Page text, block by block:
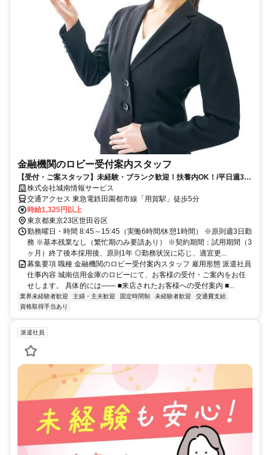
金融機関のロビー受付案内スタッフ
【受付・ご案スタッフ】未経験・ブランク歓迎！扶養内OK！/平日週3日
×15:45退勤
株式会社城南情報サービス
交通アクセス 東急電鉄田園都市線「用賀駅」徒歩5分
時給1,325円以上
東京都東京23区世田谷区
勤務曜日・時間 8:45～15:45（実働6時間/休憩1時間） ※原則週3日勤
務 ※基本残業なし（繁忙期のみ要請あり） ※契約期間：試用期間（3
ヶ月）終了後本採用後、原則1年 ◎勤務状況に応じ、適宜更...
募集要項 職種 金融機関のロビー受付案内スタッフ 雇用形態 派遣社員
仕事内容 城南信用金庫のロビーにて、お客様の受付・ご案内をお任
せします。 具体的には―― ■来店されたお客様への受付案内 ■...
業界未経験者歓迎 主婦・主夫歓迎 固定時間制 未経験者歓迎
交通費支給
資格取得手当あり
派遣社員